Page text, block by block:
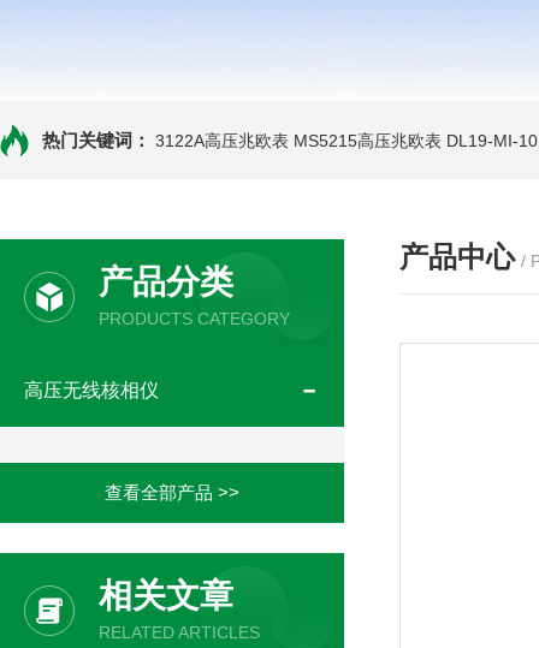
热门关键词： 3122A高压兆欧表 MS5215高压兆欧表 DL19-MI-
产品分类
PRODUCTS CATEGORY
高压无线核相仪
查看全部产品 >>
相关文章
RELATED ARTICLES
产品中心 /